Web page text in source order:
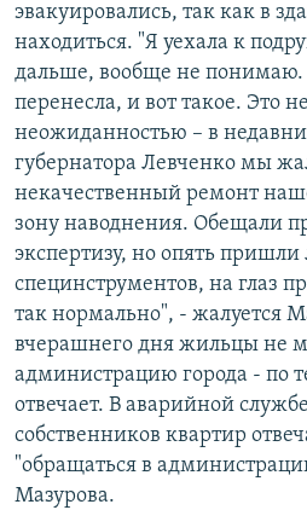
эвакуировались, так как в
находиться. "Я уехала к
дальше, вообще не понимаю.
перенесла, и вот такое. Это
неожиданностью – в
губернатора Левченко мы
некачественный ремонт
зону наводнения. Обещали
экспертизу, но опять пришли
специнструментов, на глаз
так нормально", - жалуется
вчерашнего дня жильцы не
администрацию города - по
отвечает. В аварийной
собственников квартир
"обращаться в
Мазурова.